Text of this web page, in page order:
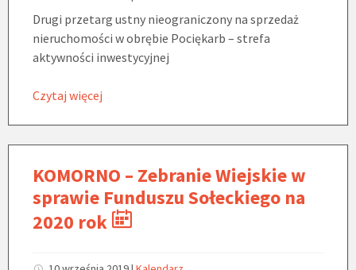
Drugi przetarg ustny nieograniczony na sprzedaż
nieruchomości w obrębie Pociękarb – strefa
aktywności inwestycyjnej
Czytaj więcej
KOMORNO – Zebranie Wiejskie w
sprawie Funduszu Sołeckiego na
2020 rok